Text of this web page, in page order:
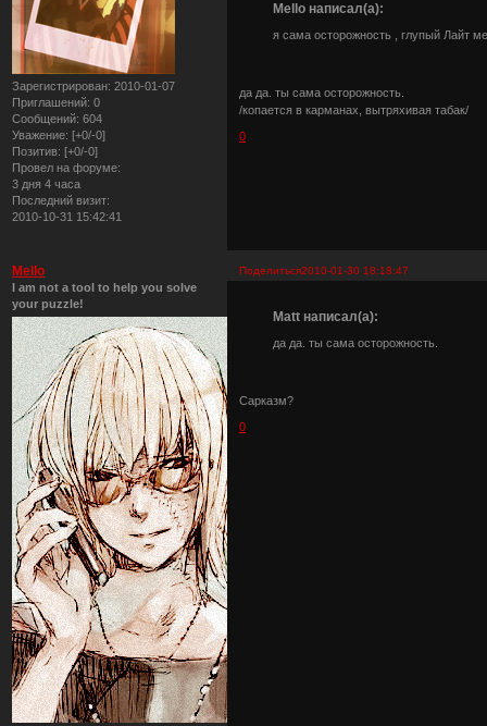
Зарегистрирован: 2010-01-07
Приглашений: 0
Сообщений: 604
Уважение: [+0/-0]
Позитив: [+0/-0]
Провел на форуме:
3 дня 4 часа
Последний визит:
2010-10-31 15:42:41
Mello написал(а):
я сама осторожность , глупый Лайт
да да. ты сама осторожность.
/копается в карманах, вытряхивая табак/
0
Поделиться2010-01-30 18:18:47
Mello
I am not a tool to help you solve
your puzzle!
Matt написал(а):
да да. ты сама осторожность.
Сарказм?
0